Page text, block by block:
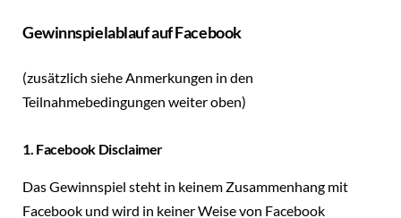
Gewinnspielablauf auf Facebook
(zusätzlich siehe Anmerkungen in den
Teilnahmebedingungen weiter oben)
1. Facebook Disclaimer
Das Gewinnspiel steht in keinem Zusammenhang mit
Facebook und wird in keiner Weise von Facebook